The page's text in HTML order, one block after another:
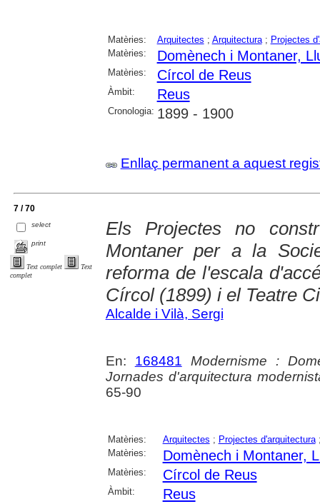
Matèries: Arquitectes ; Arquitectura; Projectes
Matèries:
Domènech i Montaner,
Matèries: Círcol de Reus
Àmbit: Reus
Cronologia: 1899 - 1900
Enllaç permanent a aquest
7 / 70
select
print
Text complet
Text
complet
Els Projectes no
Montaner per a la
reforma de l'escala
Círcol (1899) i el Teatre
Alcalde i Vilà, Sergi
En: 168481
Modernisme :
Jornades d'arquitectura
65-90
Matèries: Arquitectes ; Projectes d'arquitectura
Matèries:
Domènech i Montaner,
Matèries: Círcol de Reus
Àmbit: Reus